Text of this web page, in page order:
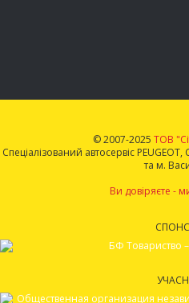
© 2007-2025 ТОВ
Спеціалізований автосервіс PEUGEOT,
та м.
Ви довіряєте -